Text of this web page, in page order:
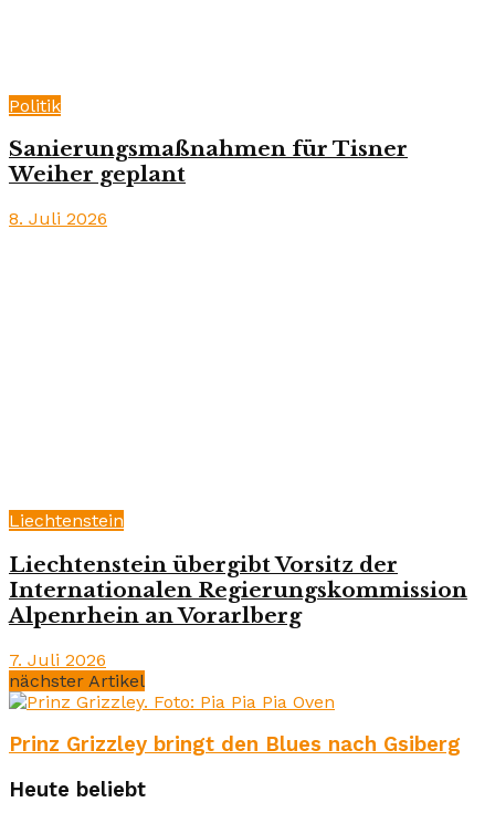
Politik
Sanierungsmaßnahmen für Tisner
Weiher geplant
8. Juli 2026
Liechtenstein
Liechtenstein übergibt Vorsitz der
Internationalen Regierungskommission
Alpenrhein an Vorarlberg
7. Juli 2026
nächster Artikel
Prinz Grizzley bringt den Blues nach Gsiberg
Heute beliebt